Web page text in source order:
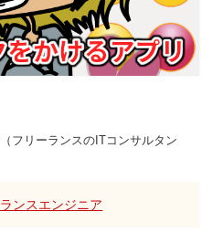
（フリーランスのITコンサルタン
ンスエンジニア